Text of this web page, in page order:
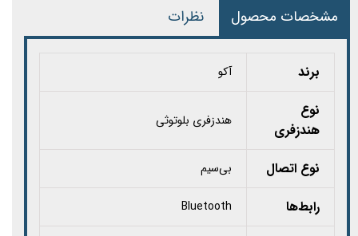
مشخصات محصول نظرات
برند آکو
نوع
هندزفری
هندزفری بلوتوثی
نوع اتصال بی‌سیم
رابط‌ها Bluetooth